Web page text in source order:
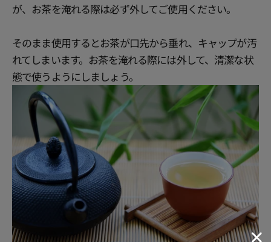
が、お茶を淹れる際は必ず外してご使用ください。
そのまま使用するとお茶が口先から垂れ、キャップが汚
れてしまいます。お茶を淹れる際には外して、清潔な状
態で使うようにしましょう。